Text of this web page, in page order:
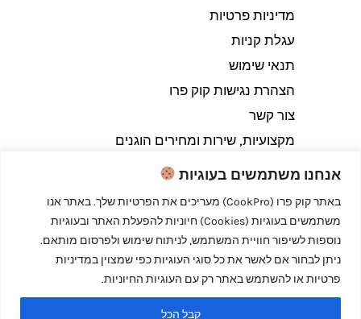
אנחנו משתמשים בעוגיות
באתר קוק פרו (CookPro) מעריכים את הפרטיות שלך. באתר אנו
משתמשים בעוגיות (Cookies) חיוניות להפעלת האתר ובעוגיות
נוספות לשיפור חוויית המשתמש, לניתוח שימוש ולפרסום מותאם.
ניתן לבחור אם לאשר את כל סוגי העוגיות כפי שמצוין במדיניות
פרטיות או להשתמש באתר רק עם העוגיות החיוניות.
קבל הכל
מדיניות פרטיות
עגלת קניות
תנאי שימוש
הצהרת נגישות קוק פרו
צור קשר
מקצועיות, שירות ומחירים הוגנים
Copyright © 2026 קוק פרו - לבשל כמו מקצוענים